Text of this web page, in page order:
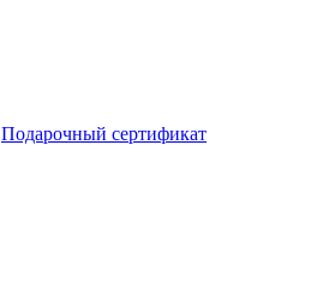
Подарочный сертификат